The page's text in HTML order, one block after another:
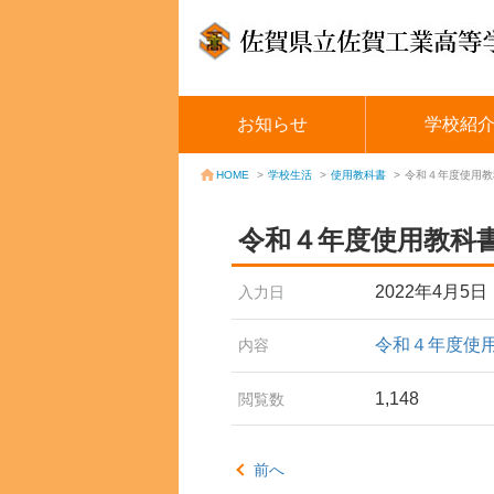
お知らせ 学校紹介
HOME > 学校生活 > 使用教科書 > 令和４年度使用
令和４年度使用教科
入力日 2022年4月5日
内容 令和４年度使
閲覧数 1,148
前へ